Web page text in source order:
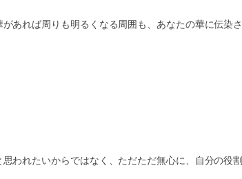
あれば周りも明るくなる周囲も、あなたの華に伝染さ
われたいからではなく、ただただ無心に、自分の役割